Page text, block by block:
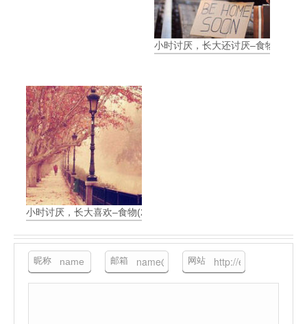
小时讨厌，长大还讨厌–食物(3)
小时讨厌，长大喜欢–食物(2)
昵称 邮箱 网站